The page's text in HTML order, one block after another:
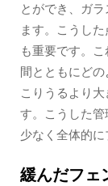
とができ、ガ
ます。こうし
も重要です。
間とともにど
こりうるより
す。こうした
少なく全体的に
緩んだフェ